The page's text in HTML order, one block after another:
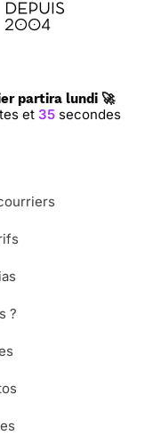
partira lundi 🚀
et 34 secondes
?